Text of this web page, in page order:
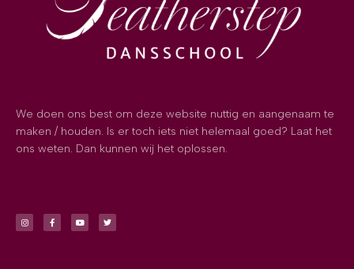
We doen ons best om deze website nuttig en aangenaam te
maken / houden. Is er toch iets niet helemaal goed? Laat het
ons weten. Dan kunnen wij het oplossen.